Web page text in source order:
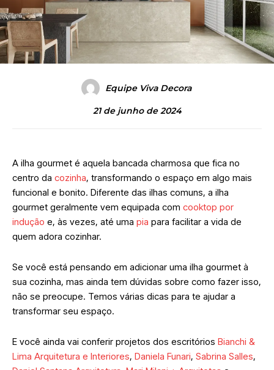
Equipe Viva Decora
21 de junho de 2024
A ilha gourmet é aquela bancada charmosa que fica no
centro da cozinha, transformando o espaço em algo mais
funcional e bonito. Diferente das ilhas comuns, a ilha
gourmet geralmente vem equipada com cooktop por
indução e, às vezes, até uma pia para facilitar a vida de
quem adora cozinhar.
Se você está pensando em adicionar uma ilha gourmet à
sua cozinha, mas ainda tem dúvidas sobre como fazer isso,
não se preocupe. Temos várias dicas para te ajudar a
transformar seu espaço.
E você ainda vai conferir projetos dos escritórios Bianchi &
Lima Arquitetura e Interiores, Daniela Funari, Sabrina Salles,